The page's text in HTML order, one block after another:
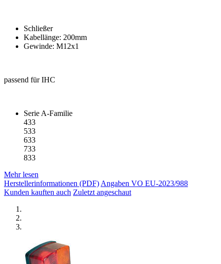
Schließer
Kabellänge: 200mm
Gewinde: M12x1
passend für IHC
Serie A-Familie
433
533
633
733
833
Mehr lesen
Herstellerinformationen (PDF)Angaben VO EU-2023/988
Kunden kauften auch Zuletzt angeschaut